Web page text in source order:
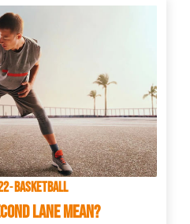
- Basketball
lane mean?